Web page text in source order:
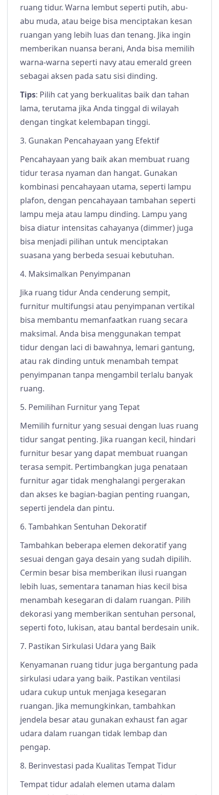
ruang tidur. Warna lembut seperti putih, abu-
abu muda, atau beige bisa menciptakan kesan
ruangan yang lebih luas dan tenang. Jika ingin
memberikan nuansa berani, Anda bisa memilih
warna-warna seperti navy atau emerald green
sebagai aksen pada satu sisi dinding.
Tips: Pilih cat yang berkualitas baik dan tahan
lama, terutama jika Anda tinggal di wilayah
dengan tingkat kelembapan tinggi.
3. Gunakan Pencahayaan yang Efektif
Pencahayaan yang baik akan membuat ruang
tidur terasa nyaman dan hangat. Gunakan
kombinasi pencahayaan utama, seperti lampu
plafon, dengan pencahayaan tambahan seperti
lampu meja atau lampu dinding. Lampu yang
bisa diatur intensitas cahayanya (dimmer) juga
bisa menjadi pilihan untuk menciptakan
suasana yang berbeda sesuai kebutuhan.
4. Maksimalkan Penyimpanan
Jika ruang tidur Anda cenderung sempit,
furnitur multifungsi atau penyimpanan vertikal
bisa membantu memanfaatkan ruang secara
maksimal. Anda bisa menggunakan tempat
tidur dengan laci di bawahnya, lemari gantung,
atau rak dinding untuk menambah tempat
penyimpanan tanpa mengambil terlalu banyak
ruang.
5. Pemilihan Furnitur yang Tepat
Memilih furnitur yang sesuai dengan luas ruang
tidur sangat penting. Jika ruangan kecil, hindari
furnitur besar yang dapat membuat ruangan
terasa sempit. Pertimbangkan juga penataan
furnitur agar tidak menghalangi pergerakan
dan akses ke bagian-bagian penting ruangan,
seperti jendela dan pintu.
6. Tambahkan Sentuhan Dekoratif
Tambahkan beberapa elemen dekoratif yang
sesuai dengan gaya desain yang sudah dipilih.
Cermin besar bisa memberikan ilusi ruangan
lebih luas, sementara tanaman hias kecil bisa
menambah kesegaran di dalam ruangan. Pilih
dekorasi yang memberikan sentuhan personal,
seperti foto, lukisan, atau bantal berdesain unik.
7. Pastikan Sirkulasi Udara yang Baik
Kenyamanan ruang tidur juga bergantung pada
sirkulasi udara yang baik. Pastikan ventilasi
udara cukup untuk menjaga kesegaran
ruangan. Jika memungkinkan, tambahkan
jendela besar atau gunakan exhaust fan agar
udara dalam ruangan tidak lembap dan
pengap.
8. Berinvestasi pada Kualitas Tempat Tidur
Tempat tidur adalah elemen utama dalam